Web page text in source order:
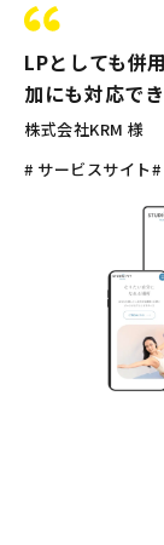
LPとしても併
加にも対応で
株式会社KRM 様
# サービスサイト